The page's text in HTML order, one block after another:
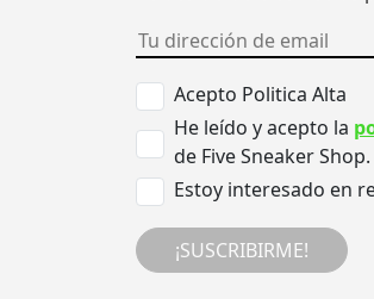
Acepto Politica Alta
He leído y acepto la
de Five Sneaker Shop.
Estoy interesado en
¡SUSCRIBIRME!